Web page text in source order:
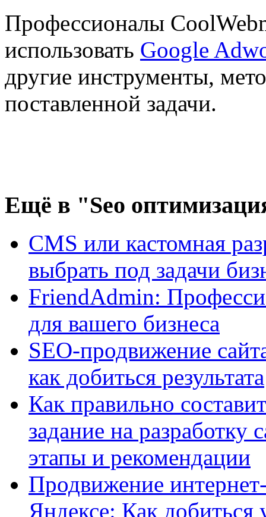
Профессионалы
использовать Google
другие инструменты,
поставленной задачи.
Ещё в "Seo
CMS или кастомная
выбрать под задачи
FriendAdmin:
для вашего бизнеса
SEO-продвижение
как добиться результата
Как правильно
задание на разработку
этапы и рекомендации
Продвижение
Яндексе: Как добиться